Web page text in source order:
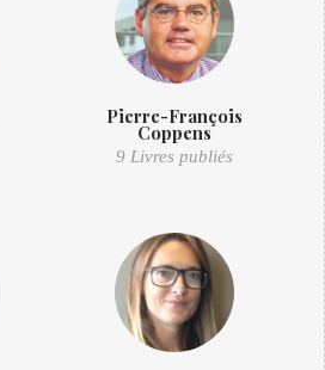
Pierre-François
Coppens
9 Livres publiés